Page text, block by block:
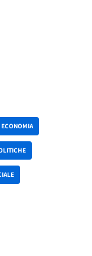
ECONOMIA